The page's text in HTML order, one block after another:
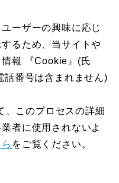
ーザーの興味に応じ
るため、当サイトや
報 『Cookie』(氏
話番号は含まれません)
、このプロセスの詳細
者に使用されないよ
をご覧ください。